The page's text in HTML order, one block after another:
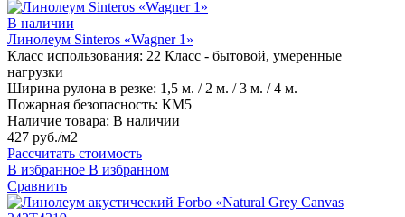
В наличии
Линолеум Sinteros «Wagner 1»
Класс использования: 22 Класс - бытовой, умеренные
нагрузки
Ширина рулона в резке: 1,5 м. / 2 м. / 3 м. / 4 м.
Пожарная безопасность: КМ5
Наличие товара: В наличии
427 руб./м2
Рассчитать стоимость
В избранное В избранном
Сравнить